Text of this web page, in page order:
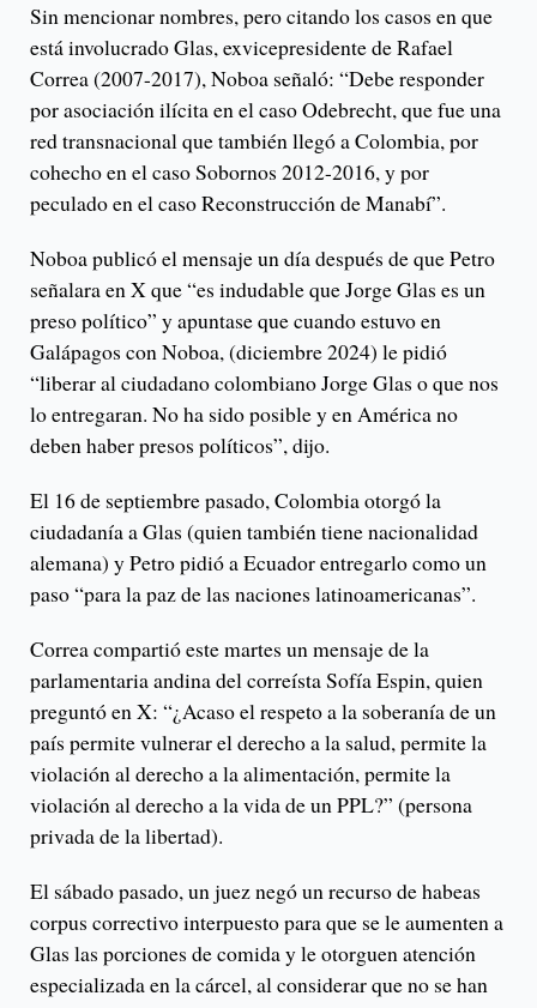
Sin mencionar nombres, pero citando los casos en que
está involucrado Glas, exvicepresidente de Rafael
Correa (2007-2017), Noboa señaló: “Debe responder
por asociación ilícita en el caso Odebrecht, que fue una
red transnacional que también llegó a Colombia, por
cohecho en el caso Sobornos 2012-2016, y por
peculado en el caso Reconstrucción de Manabí”.
Noboa publicó el mensaje un día después de que Petro
señalara en X que “es indudable que Jorge Glas es un
preso político” y apuntase que cuando estuvo en
Galápagos con Noboa, (diciembre 2024) le pidió
“liberar al ciudadano colombiano Jorge Glas o que nos
lo entregaran. No ha sido posible y en América no
deben haber presos políticos”, dijo.
El 16 de septiembre pasado, Colombia otorgó la
ciudadanía a Glas (quien también tiene nacionalidad
alemana) y Petro pidió a Ecuador entregarlo como un
paso “para la paz de las naciones latinoamericanas”.
Correa compartió este martes un mensaje de la
parlamentaria andina del correísta Sofía Espin, quien
preguntó en X: “¿Acaso el respeto a la soberanía de un
país permite vulnerar el derecho a la salud, permite la
violación al derecho a la alimentación, permite la
violación al derecho a la vida de un PPL?” (persona
privada de la libertad).
El sábado pasado, un juez negó un recurso de habeas
corpus correctivo interpuesto para que se le aumenten a
Glas las porciones de comida y le otorguen atención
especializada en la cárcel, al considerar que no se han